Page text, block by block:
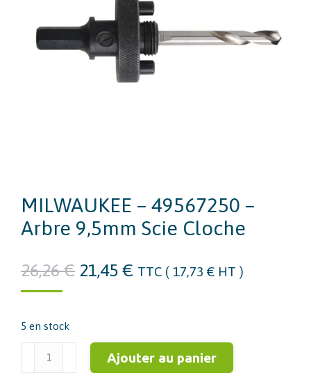
MILWAUKEE – 49567250 –
Arbre 9,5mm Scie Cloche
26,26€ Le
26,26 €.
21,45 € Le
21,45 €.
TTC ( 17,73 € HT )
5 en stock
quantité
Ajouter au panier